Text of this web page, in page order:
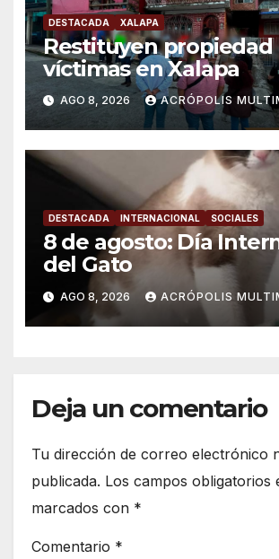
DESTACADA XALAPA
Restituyen propiedad
víctimas en Xalapa
AGO 8, 2026 ACRÓPOLIS
DESTACADA INTERNACIONAL SOCIALES
8 de agosto: Día
del Gato
AGO 8, 2026 ACRÓPOLIS
Deja un comentario
Tu dirección de correo electrónico
publicada. Los campos obligatorios
marcados con *
Comentario *